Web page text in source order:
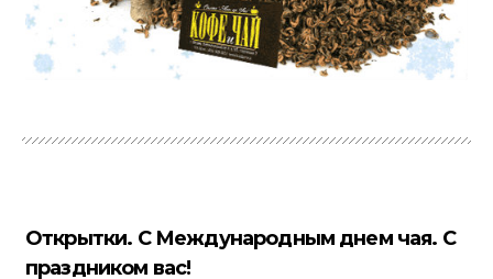
Открытки. С Международным днем чая. С
праздником вас!